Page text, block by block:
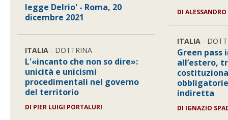
legge Delrio' - Roma, 20
dicembre 2021
ITALIA - DOTTRINA
L'«incanto che non so dire»:
unicità e unicismi
procedimentali nel governo
del territorio
DI PIER LUIGI PORTALURI
DI
ITALIA -
Green pass
all’estero,
indiretta
DI IGNAZIO